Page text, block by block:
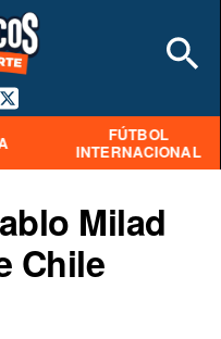
FÚTBOL
INTERNACIONAL
Milad
Chile